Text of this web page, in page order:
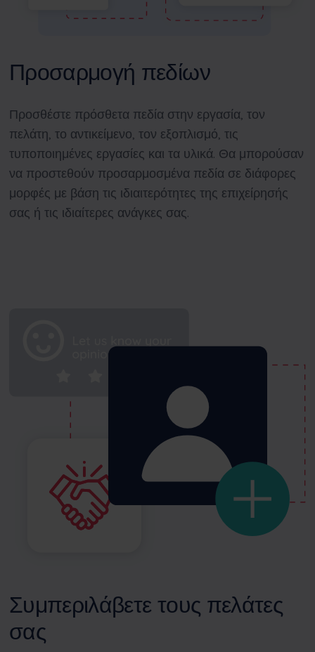
Προσαρμογή πεδίων
Προσθέστε πρόσθετα πεδία στην εργασία, τον
πελάτη, το αντικείμενο, τον εξοπλισμό, τις
τυποποιημένες εργασίες και τα υλικά. Θα μπορούσαν
να προστεθούν προσαρμοσμένα πεδία σε διάφορες
μορφές με βάση τις ιδιαιτερότητες της επιχείρησής
σας ή τις ιδιαίτερες ανάγκες σας.
Συμπεριλάβετε τους πελάτες
σας